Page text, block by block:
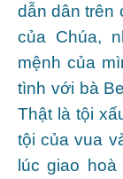
dẫn dân trên
của Chúa,
mệnh của
tình với bà
Thật là tội
tội của vua
lúc giao